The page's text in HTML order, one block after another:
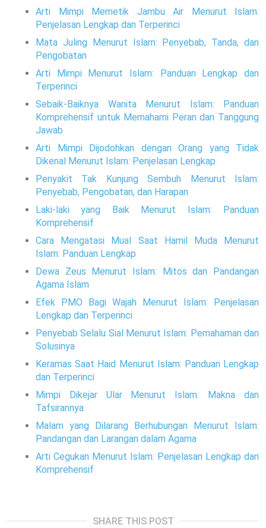
Arti Mimpi Memetik Jambu Air Menurut Islam:
Penjelasan Lengkap dan Terperinci
Mata Juling Menurut Islam: Penyebab, Tanda, dan
Pengobatan
Arti Mimpi Menurut Islam: Panduan Lengkap dan
Terperinci
Sebaik-Baiknya Wanita Menurut Islam: Panduan
Komprehensif untuk Memahami Peran dan Tanggung
Jawab
Arti Mimpi Dijodohkan dengan Orang yang Tidak
Dikenal Menurut Islam: Penjelasan Lengkap
Penyakit Tak Kunjung Sembuh Menurut Islam:
Penyebab, Pengobatan, dan Harapan
Laki-laki yang Baik Menurut Islam: Panduan
Komprehensif
Cara Mengatasi Mual Saat Hamil Muda Menurut
Islam: Panduan Lengkap
Dewa Zeus Menurut Islam: Mitos dan Pandangan
Agama Islam
Efek PMO Bagi Wajah Menurut Islam: Penjelasan
Lengkap dan Terperinci
Penyebab Selalu Sial Menurut Islam: Pemahaman dan
Solusinya
Keramas Saat Haid Menurut Islam: Panduan Lengkap
dan Terperinci
Mimpi Dikejar Ular Menurut Islam: Makna dan
Tafsirannya
Malam yang Dilarang Berhubungan Menurut Islam:
Pandangan dan Larangan dalam Agama
Arti Cegukan Menurut Islam: Penjelasan Lengkap dan
Komprehensif
SHARE THIS POST